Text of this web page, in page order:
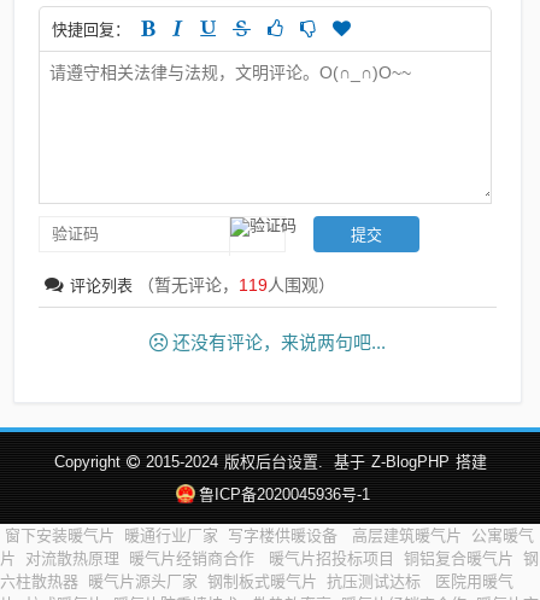
快捷回复：
评论列表 （暂无评论， 119人围观）
还没有评论，来说两句吧...
Copyright 2015-2024 版权后台设置. 基于 Z-BlogPHP 搭建
鲁ICP备2020045936号-1
窗下安装暖气片 暖通行业厂家 写字楼供暖设备 高层建筑暖气片
公寓暖气
片
对流散热原理 暖气片经销商合作 暖气片招投标项目 铜铝复合暖气片 钢
六柱散热器
暖气片源头厂家 钢制板式暖气片 抗压测试达标
医院用暖气